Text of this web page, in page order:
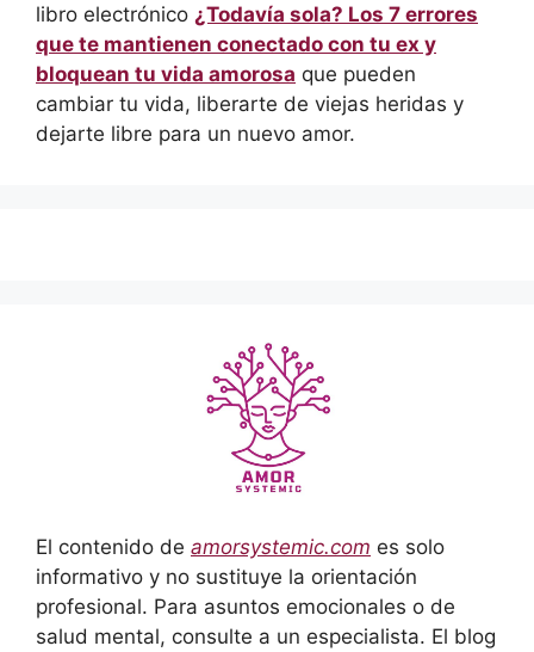
libro electrónico ¿Todavía sola? Los 7 errores
que te mantienen conectado con tu ex y
bloquean tu vida amorosa que pueden
cambiar tu vida, liberarte de viejas heridas y
dejarte libre para un nuevo amor.
El contenido de amorsystemic.com es solo
informativo y no sustituye la orientación
profesional. Para asuntos emocionales o de
salud mental, consulte a un especialista. El blog